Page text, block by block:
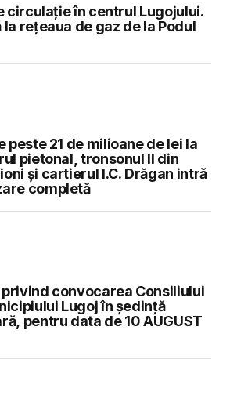
circulație în centrul Lugojului.
la rețeaua de gaz de la Podul
peste 21 de milioane de lei la
pietonal, tronsonul II din
și cartierul I.C. Drăgan intră
completă
privind convocarea Consiliului
Lugoj în şedinţă
pentru data de 10 AUGUST